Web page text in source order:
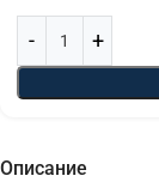
Описание